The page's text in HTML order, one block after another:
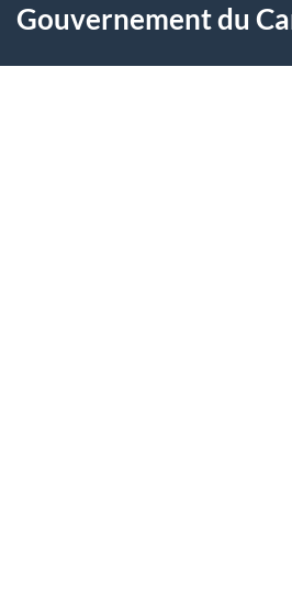
i
l
propos
de
Gouvernement du